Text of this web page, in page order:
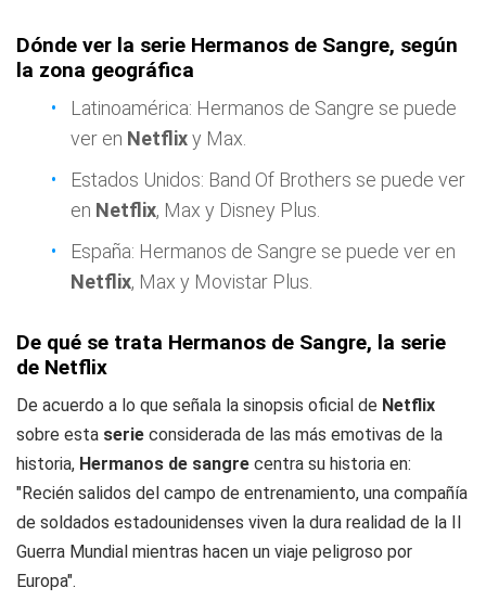
Dónde ver la serie Hermanos de Sangre, según
la zona geográfica
Latinoamérica: Hermanos de Sangre se puede
ver en Netflixy Max.
Estados Unidos: Band Of Brothers se puede ver
en Netflix, Max y Disney Plus.
España: Hermanos de Sangre se puede ver en
Netflix, Max y Movistar Plus.
De qué se trata Hermanos de Sangre, la serie
de Netflix
De acuerdo a lo que señala la sinopsis oficial de Netflix
sobre esta serie considerada de las más emotivas de la
historia, Hermanos de sangre centra su historia en:
"Recién salidos del campo de entrenamiento, una compañía
de soldados estadounidenses viven la dura realidad de la II
Guerra Mundial mientras hacen un viaje peligroso por
Europa".